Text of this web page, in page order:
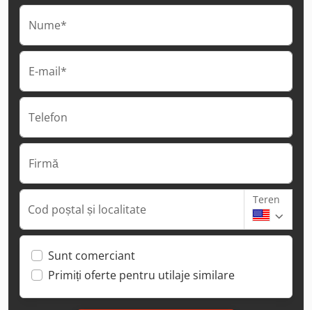
Nume*
E-mail*
Telefon
Firmă
Cod poștal și localitate
Teren
Sunt comerciant
Primiți oferte pentru utilaje similare